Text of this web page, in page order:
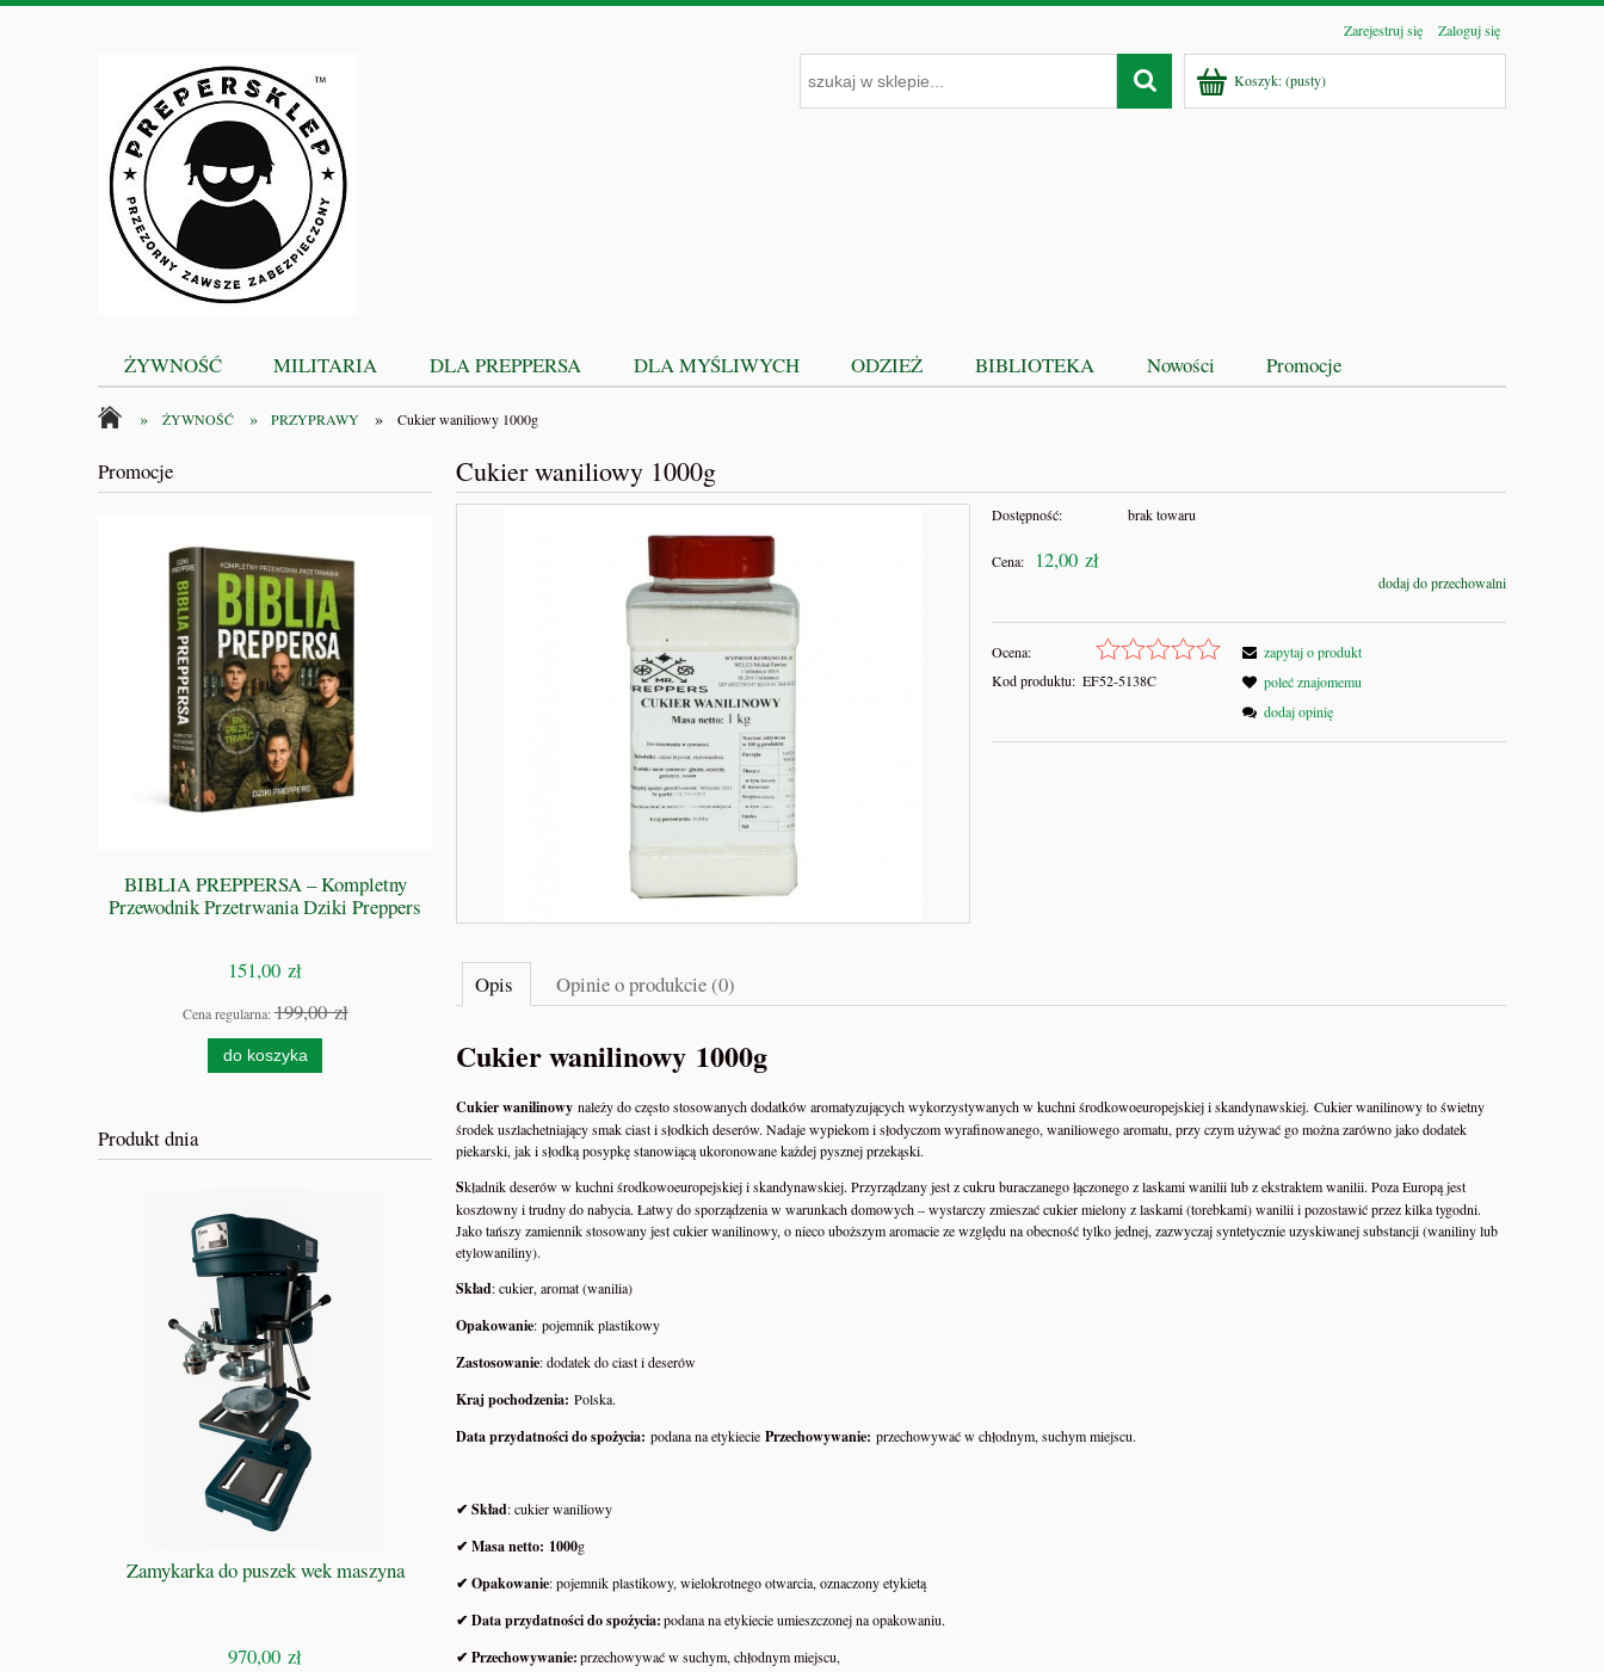
Zarejestruj się Zaloguj się
Koszyk:(pusty)
ŻYWNOŚĆ MILITARIA DLA PREPPERSA DLA MYŚLIWYCH ODZIEŻ BIBLIOTEKA Nowości Promocje
» ŻYWNOŚĆ » PRZYPRAWY » Cukier waniliowy 1000g
Promocje
BIBLIA PREPPERSA – Kompletny
Przewodnik Przetrwania Dziki Preppers
151,00 zł
Cena regularna:199,00 zł
do koszyka
Produkt dnia
Zamykarka do puszek wek maszyna
970,00 zł
WSZYSCY JESTEŚMY W GRZE -
DZIKI PREPPERS
63,00 zł
Przewodnik Przetrwania Dziki Preppers
Cukier waniliowy 1000g
Dostępność: brak towaru
Cena: 12,00 zł
dodaj do przechowalni
Ocena:
Kod produktu: EF52-5138C
zapytaj o produkt
poleć znajomemu
dodaj opinię
Opis Opinie o produkcie (0)
Cukier wanilinowy 1000g
Cukier wanilinowy należy do często stosowanych dodatków aromatyzujących wykorzystywanych w kuchni środkowoeuropejskiej i skandynawskiej. Cukier wanilinowy to świetny
środek uszlachetniający smak ciast i słodkich deserów. Nadaje wypiekom i słodyczom wyrafinowanego, waniliowego aromatu, przy czym używać go można zarówno jako dodatek
piekarski, jak i słodką posypkę stanowiącą ukoronowane każdej pysznej przekąski.
Składnik deserów w kuchni środkowoeuropejskiej i skandynawskiej. Przyrządzany jest z cukru buraczanego łączonego z laskami wanilii lub z ekstraktem wanilii. Poza Europą jest
kosztowny i trudny do nabycia. Łatwy do sporządzenia w warunkach domowych – wystarczy zmieszać cukier mielony z laskami (torebkami) wanilii i pozostawić przez kilka tygodni.
Jako tańszy zamiennik stosowany jest cukier wanilinowy, o nieco uboższym aromacie ze względu na obecność tylko jednej, zazwyczaj syntetycznie uzyskiwanej substancji (waniliny lub
etylowaniliny).
Skład: cukier, aromat (wanilia)
Opakowanie: pojemnik plastikowy
Zastosowanie: dodatek do ciast i deserów
Kraj pochodzenia: Polska.
Data przydatności do spożycia: podana na etykiecie Przechowywanie: przechowywać w chłodnym, suchym miejscu.
✔ Skład: cukier waniliowy
✔ Masa netto: 1000g
✔ Opakowanie: pojemnik plastikowy, wielokrotnego otwarcia, oznaczony etykietą
✔ Data przydatności do spożycia:podana na etykiecie umieszczonej na opakowaniu.
✔ Przechowywanie:przechowywać w suchym, chłodnym miejscu,